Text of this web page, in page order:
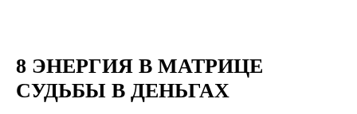
8 ЭНЕРГИЯ В МАТРИЦЕ
СУДЬБЫ В ДЕНЬГАХ